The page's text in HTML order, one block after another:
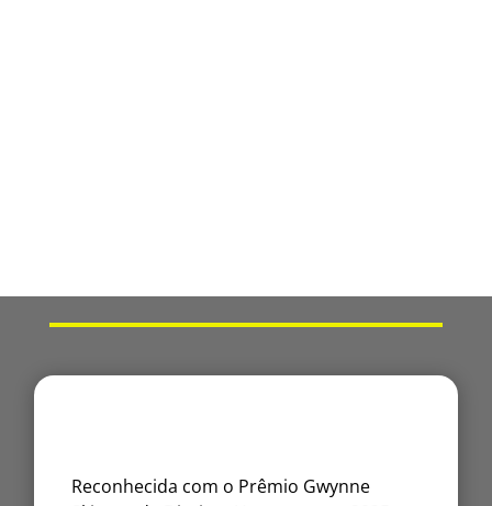
Reconhecida com o Prêmio Gwynne